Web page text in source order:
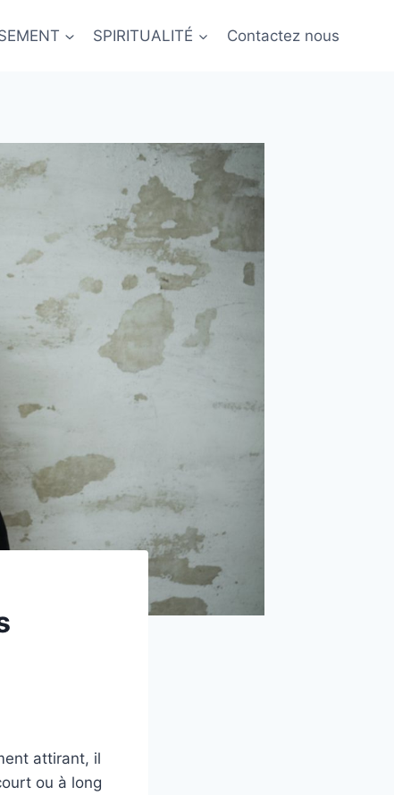
SPIRITUALITÉ Contactez nous
attirant, il
ou à long